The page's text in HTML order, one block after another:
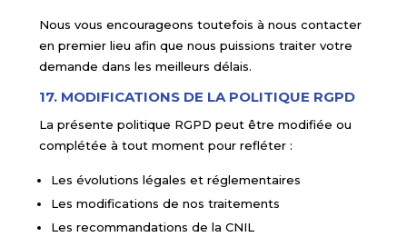
Nous vous encourageons toutefois à nous contacter
en premier lieu afin que nous puissions traiter votre
demande dans les meilleurs délais.
17. MODIFICATIONS DE LA POLITIQUE RGPD
La présente politique RGPD peut être modifiée ou
complétée à tout moment pour refléter :
Les évolutions légales et réglementaires
Les modifications de nos traitements
Les recommandations de la CNIL